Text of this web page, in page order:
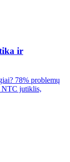
ir
78% problemų
NTC jutiklis,